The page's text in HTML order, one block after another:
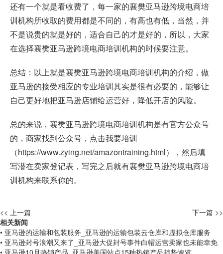
还有一个就是看收费了，每一家的襄樊亚马逊跨境电商培
训机构所收取的费用都是不同的，有高也有低，当然，并
不是说贵的就是好的，适合自己的才是好的，所以，大家
在选择襄樊亚马逊跨境电商培训机构的时候要注意。
总结：以上就是襄樊亚马逊跨境电商培训机构的介绍，做
亚马逊的接受相应的专业培训其实是很有必要的，能够让
自己更好地把亚马逊店铺给运营好，降低开店的风险。
总的来说，襄樊亚马逊跨境电商培训机构是有官方公众号
的，商家找到公众号，点击我要培训
（https://www.zying.net/amazontraining.html），然后填
写潜在卖家登记表，写完之后就有襄樊亚马逊跨境电商培
训机构来联系你的。
<< 上一篇
下一篇 >>
相关新闻
• 亚马逊的运输和包装服务_亚马逊的运输包装云仓库和虚拟仓库服务
• 亚马逊封号浪潮又来了_亚马逊大促封号事件白帽运营卖家也未能幸免